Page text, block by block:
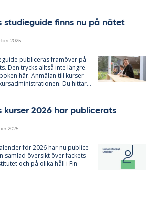
stu­di­e­guide fin­ns nu på nä­tet
2025
pub­li­ce­ras fram­ö­ver på
Den trycks alltså inte läng­re.
här. An­mä­lan till kur­ser
Du hit­tar...
kur­ser 2026 har pub­li­ce­ra­ts
2025
för 2026 har nu pub­li­ce­
sam­lad över­sikt över fac­kets
och på oli­ka håll i Fin­